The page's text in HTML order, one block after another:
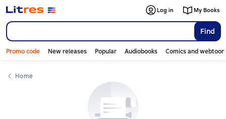
Find
Log in My Books
Promo code New releases Popular Audiobooks Comics and
Home
Слайдер с книгами